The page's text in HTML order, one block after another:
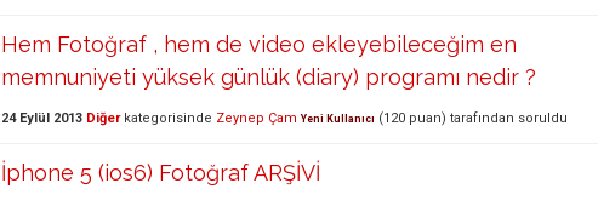
Hem Fotoğraf , hem de video ekleyebileceğim en
memnuniyeti yüksek günlük (diary) programı nedir ?
24 Eylül 2013 Diğerkategorisinde Zeynep Çam Yeni Kullanıcı (120 puan) tarafından soruldu
İphone 5 (ios6) Fotoğraf ARŞİVİ